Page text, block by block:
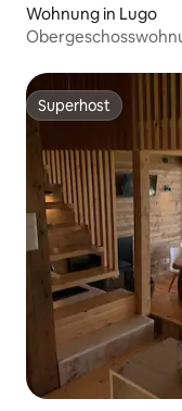
Wohnung in Lugo
Superhost
Superhost